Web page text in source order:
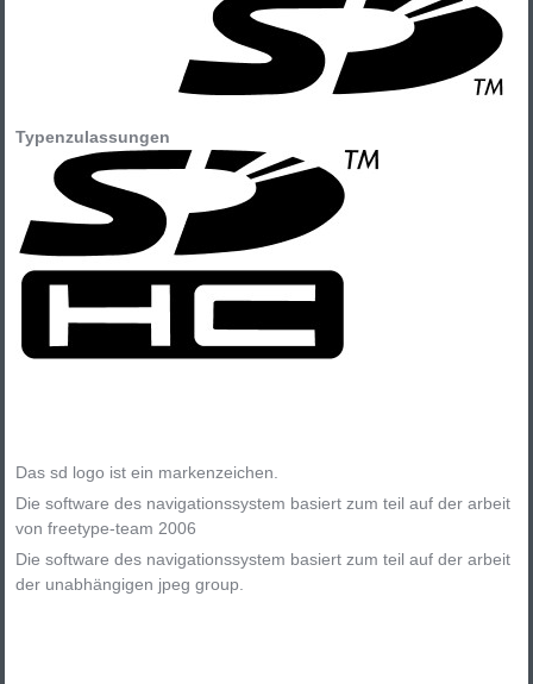
Typenzulassungen
Das sd logo ist ein markenzeichen.
Die software des navigationssystem basiert zum teil auf der arbeit
von freetype-team 2006
Die software des navigationssystem basiert zum teil auf der arbeit
der unabhängigen jpeg group.